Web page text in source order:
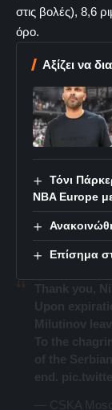
στις βολές), 8,6
όρο.
Αξίζει να
Τόνι
NBA Europe
Επίσημα